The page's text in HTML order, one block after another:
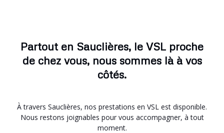
Partout en Sauclières, le VSL proche
de chez vous, nous sommes là à vos
côtés.
À travers Sauclières, nos prestations en VSL est disponible.
Nous restons joignables pour vous accompagner, à tout
moment.